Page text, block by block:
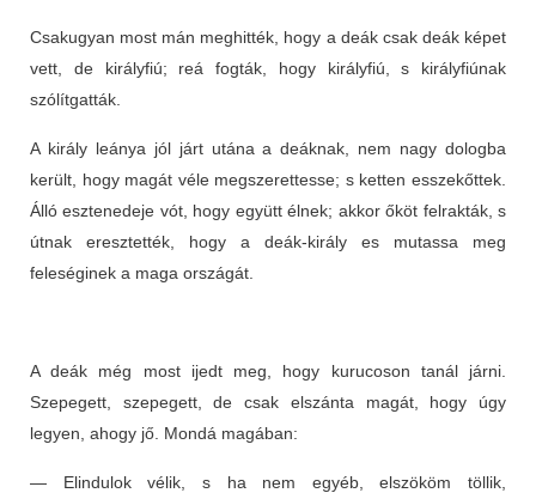
Csakugyan most mán meghitték, hogy a deák csak deák képet
vett, de királyfiú; reá fogták, hogy királyfiú, s királyfiúnak
szólítgatták.
A király leánya jól járt utána a deáknak, nem nagy dologba
került, hogy magát véle megszerettesse; s ketten esszekőttek.
Álló esztenedeje vót, hogy együtt élnek; akkor őköt felrakták, s
útnak eresztették, hogy a deák-király es mutassa meg
feleséginek a maga országát.
A deák még most ijedt meg, hogy kurucoson tanál járni.
Szepegett, szepegett, de csak elszánta magát, hogy úgy
legyen, ahogy jő. Mondá magában:
— Elindulok vélik, s ha nem egyéb, elszököm töllik,